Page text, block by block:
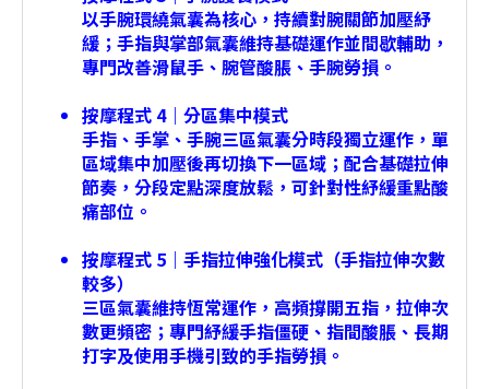
以手腕環繞氣囊為核心，持續對腕關節加壓紓
緩；手指與掌部氣囊維持基礎運作並間歇輔助，
專門改善滑鼠手、腕管酸脹、手腕勞損。
按摩程式 4｜分區集中模式
手指、手掌、手腕三區氣囊分時段獨立運作，單
區域集中加壓後再切換下一區域；配合基礎拉伸
節奏，分段定點深度放鬆，可針對性紓緩重點酸
痛部位。
按摩程式 5｜手指拉伸強化模式（手指拉伸次數
較多）
三區氣囊維持恆常運作，高頻撐開五指，拉伸次
數更頻密；專門紓緩手指僵硬、指間酸脹、長期
打字及使用手機引致的手指勞損。